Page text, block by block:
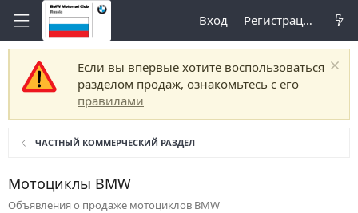
Вход Регистрация
Если вы впервые хотите воспользоваться
разделом продаж, ознакомьтесь с его
правилами
ЧАСТНЫЙ КОММЕРЧЕСКИЙ РАЗДЕЛ
Мотоциклы BMW
Объявления о продаже мотоциклов BMW